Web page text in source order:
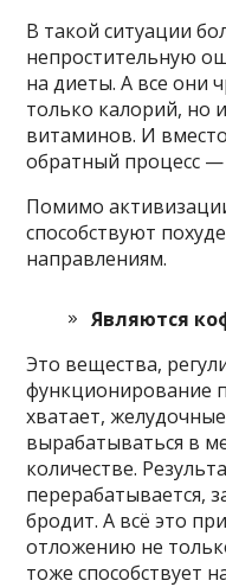
В такой ситуации
непростительную
на диеты. А все они
только калорий, но
витаминов. И
обратный процесс —
Помимо
способствуют
направлениям.
Являются
Это вещества,
функционирование
хватает,
вырабатываться в
количестве.
перерабатывается,
бродит. А всё это
отложению не
тоже способствует